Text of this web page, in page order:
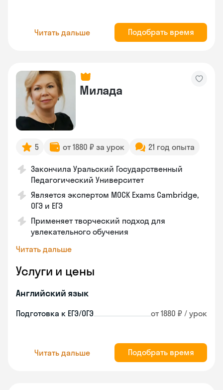
Читать дальше Подобрать время
Милада
5 от 1880 ₽ за урок 21 год опыта
Закончила Уральский Государственный
Педагогический Университет
Является экспертом MOCK Exams Cambridge,
ОГЭ и ЕГЭ
Применяет творческий подход для
увлекательного обучения
Читать дальше
Услуги и цены
Английский язык
Подготовка к ЕГЭ/ОГЭ от 1880 ₽ / урок
Читать дальше Подобрать время